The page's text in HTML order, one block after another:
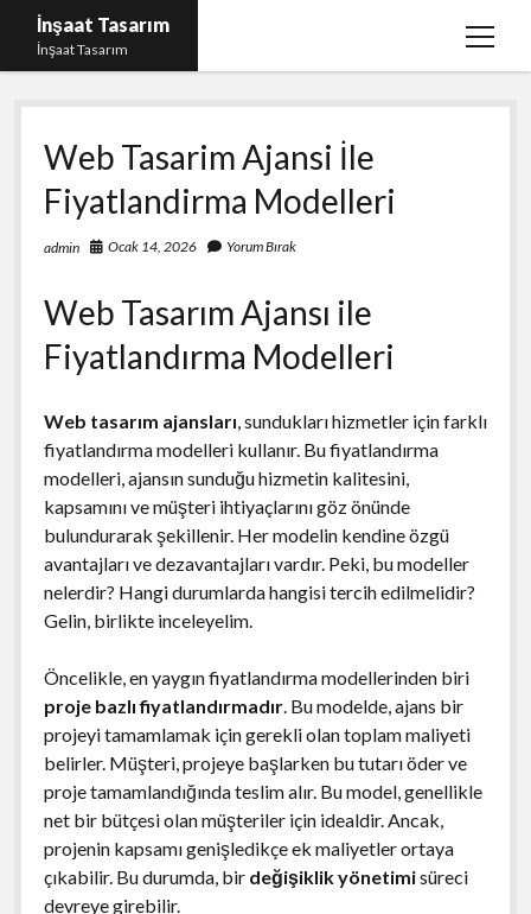
İnşaat Tasarım
İnşaat Tasarım
menüyü
Instagram Gizli Hesap Bakma
Instagram Türk Takipçi Yükleme Ücretsiz
Liste
Sayfa Listesi
Web Tasarim Ajansi İle
Fiyatlandirma Modelleri
admin Ocak 14, 2026 Yorum Bırak
Web Tasarım Ajansı ile
Fiyatlandırma Modelleri
Web tasarım ajansları, sundukları hizmetler için farklı
fiyatlandırma modelleri kullanır. Bu fiyatlandırma
modelleri, ajansın sunduğu hizmetin kalitesini,
kapsamını ve müşteri ihtiyaçlarını göz önünde
bulundurarak şekillenir. Her modelin kendine özgü
avantajları ve dezavantajları vardır. Peki, bu modeller
nelerdir? Hangi durumlarda hangisi tercih edilmelidir?
Gelin, birlikte inceleyelim.
Öncelikle, en yaygın fiyatlandırma modellerinden biri
proje bazlı fiyatlandırmadır. Bu modelde, ajans bir
projeyi tamamlamak için gerekli olan toplam maliyeti
belirler. Müşteri, projeye başlarken bu tutarı öder ve
proje tamamlandığında teslim alır. Bu model, genellikle
net bir bütçesi olan müşteriler için idealdir. Ancak,
projenin kapsamı genişledikçe ek maliyetler ortaya
çıkabilir. Bu durumda, bir değişiklik yönetimisüreci
devreye girebilir.